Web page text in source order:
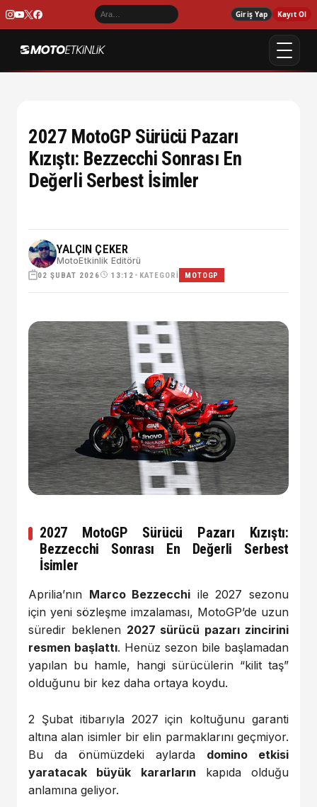
Giriş Yap Kayıt Ol
2027 MotoGP Sürücü Pazarı
Kızıştı: Bezzecchi Sonrası En
Değerli Serbest İsimler
YALÇIN ÇEKER
MotoEtkinlik Editörü
02 ŞUBAT 2026 13:12 • KATEGORI MOTOGP
2027 MotoGP Sürücü Pazarı Kızıştı:
Bezzecchi Sonrası En Değerli Serbest
İsimler
Aprilia’nın Marco Bezzecchi ile 2027 sezonu
için yeni sözleşme imzalaması, MotoGP’de uzun
süredir beklenen 2027 sürücü pazarı zincirini
resmen başlattı. Henüz sezon bile başlamadan
yapılan bu hamle, hangi sürücülerin “kilit taş”
olduğunu bir kez daha ortaya koydu.
2 Şubat itibarıyla 2027 için koltuğunu garanti
altına alan isimler bir elin parmaklarını geçmiyor.
Bu da önümüzdeki aylarda domino etkisi
yaratacak büyük kararların kapıda olduğu
anlamına geliyor.